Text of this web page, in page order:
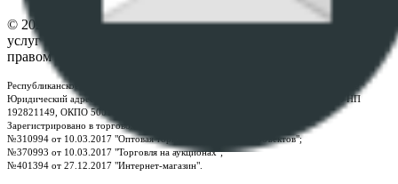
© 2026 Республиканское унитарное предприятие по оказанию
услуг "БелЮрОбеспечение" - Все права защищены авторским
правом
Республиканское унитарное предприятие по оказанию услуг "БелЮрОбеспечение"
Юридический адрес: г. Минск, пр-т. Дзержинского, 1Б, e-mail:
, УНП
192821149, ОКПО 500111895000
Зарегистрировано в торговом реестре Республики Беларусь:
№310994 от 10.03.2017 "Оптовая торговля без торговых объектов";
№370993 от 10.03.2017 "Торговля на аукционах";
№401394 от 27.12.2017 "Интернет-магазин".